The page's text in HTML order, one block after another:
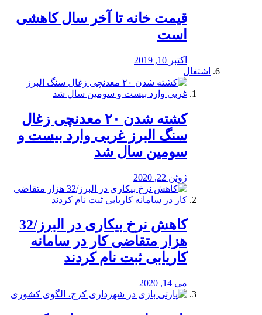
قیمت خانه تا آخر سال کاهشی
است
اکتبر 10, 2019
اشتغال
کشته شدن ۲۰ معدنچی زغال
سنگ البرز غربی وارد بیست و
سومین سال شد
ژوئن 22, 2020
کاهش نرخ بیکاری در البرز/32
هزار متقاضی کار در سامانه
کاریابی ثبت نام کردند
می 14, 2020